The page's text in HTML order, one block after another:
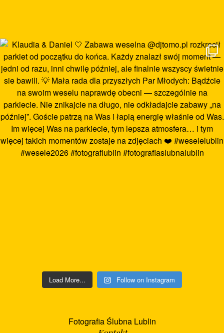
Load More... Follow on Instagram
Fotografia Ślubna Lublin